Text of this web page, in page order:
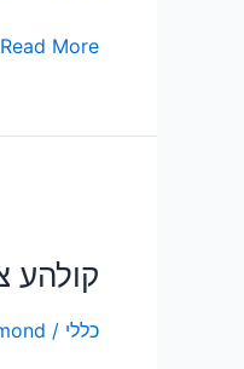
Read More »
קולהע
כללי /
למרקוח